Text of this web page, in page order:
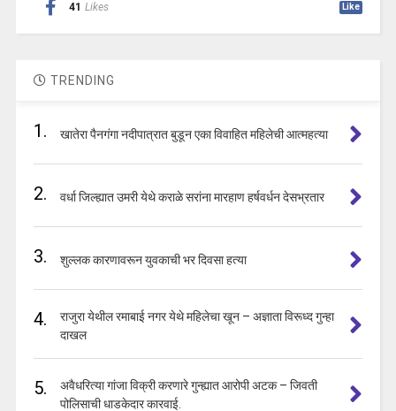
41 Likes Like
TRENDING
1. खातेरा पैनगंगा नदीपात्रात बुडून एका विवाहित महिलेची आत्महत्या
2. वर्धा जिल्ह्यात उमरी येथे कराळे सरांना मारहाण हर्षवर्धन देसभ्रतार
3. शुल्लक कारणावरून युवकाची भर दिवसा हत्या
4.
राजुरा येथील रमाबाई नगर येथे महिलेचा खून – अज्ञाता विरूध्द गुन्हा
दाखल
5.
अवैधरित्या गांजा विक्री करणारे गुन्ह्यात आरोपी अटक – जिवती
पोलिसाची धाडकेदार कारवाई.